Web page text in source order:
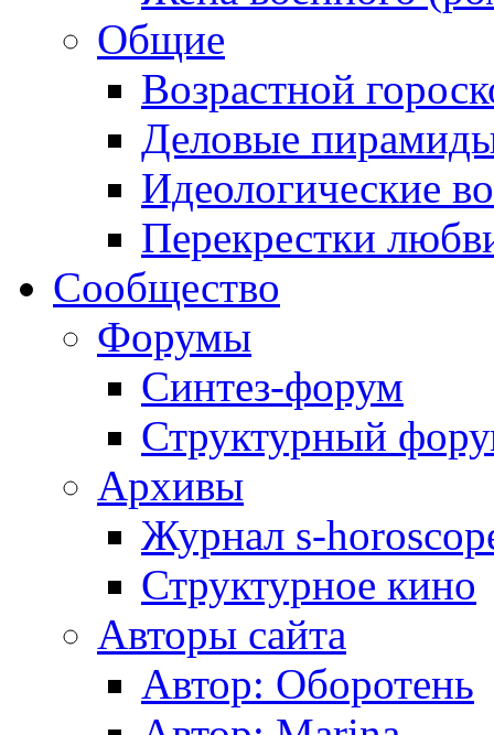
Общие
Возрастной
Деловые
Идеологические
Перекрестки
Сообщество
Форумы
Синтез-форум
Структурный
Архивы
Журнал s-
Структурное кино
Авторы сайта
Автор: Оборотень